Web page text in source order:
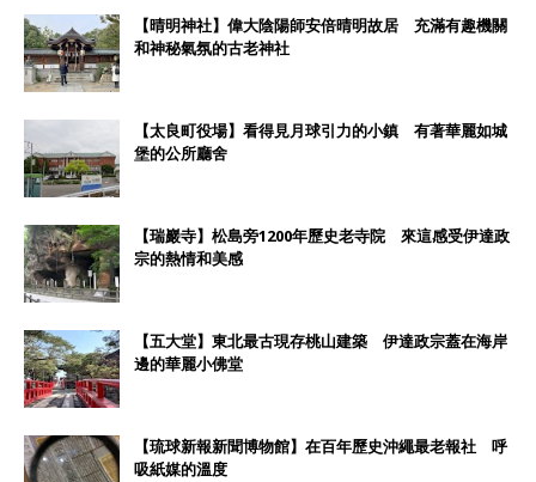
【晴明神社】偉大陰陽師安倍晴明故居 充滿有趣機關
和神秘氣氛的古老神社
【太良町役場】看得見月球引力的小鎮 有著華麗如城
堡的公所廳舍
【瑞巖寺】松島旁1200年歷史老寺院 來這感受伊達政
宗的熱情和美感
【五大堂】東北最古現存桃山建築 伊達政宗蓋在海岸
邊的華麗小佛堂
【琉球新報新聞博物館】在百年歷史沖繩最老報社 呼
吸紙媒的溫度